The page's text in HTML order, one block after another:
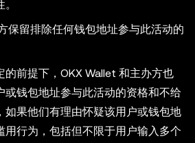
保留排除任何钱包地址参与此活动的
的前提下，OKX Wallet 和主办方也
或钱包地址参与此活动的资格和不给
如果他们有理由怀疑该用户或钱包地
用行为，包括但不限于用户输入多个